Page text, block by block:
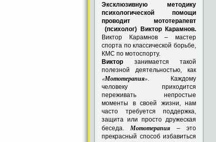
Эксклюзивную методику
психологической помощи
проводит мототерапевт
(психолог) Виктор Карамнов.
Виктор Карамнов – мастер
спорта по классической борьбе,
КМС по мотоспорту.
Виктор занимается такой
полезной деятельностью, как
«Мототерапия»
Каждому
человеку приходится
переживать непростые
моменты в своей жизни, нам
часто требуется поддержка,
защита или просто дружеская
беседа. Мототерапия
– это
прекрасный способ избавиться